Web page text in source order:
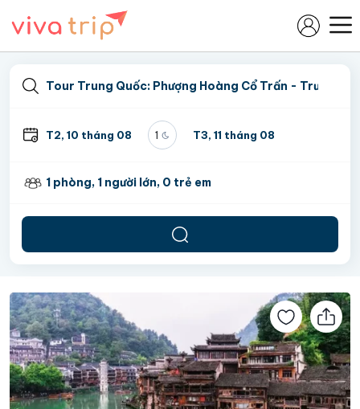
T2, 10 tháng 08 1 T3, 11 tháng 08
1 phòng, 1 người lớn, 0 trẻ em